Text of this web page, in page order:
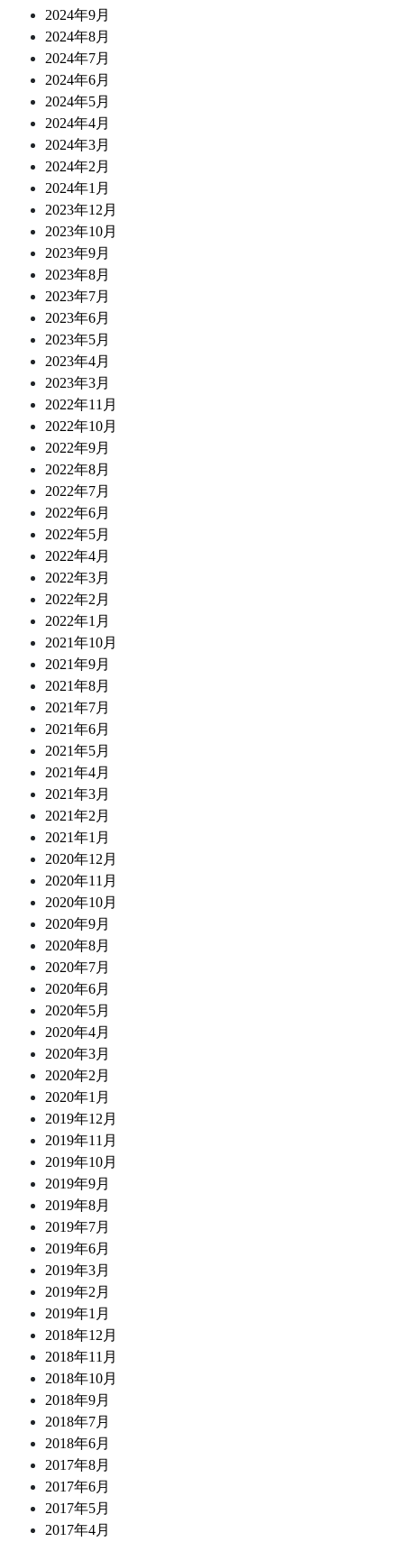
2024年9月
2024年8月
2024年7月
2024年6月
2024年5月
2024年4月
2024年3月
2024年2月
2024年1月
2023年12月
2023年10月
2023年9月
2023年8月
2023年7月
2023年6月
2023年5月
2023年4月
2023年3月
2022年11月
2022年10月
2022年9月
2022年8月
2022年7月
2022年6月
2022年5月
2022年4月
2022年3月
2022年2月
2022年1月
2021年10月
2021年9月
2021年8月
2021年7月
2021年6月
2021年5月
2021年4月
2021年3月
2021年2月
2021年1月
2020年12月
2020年11月
2020年10月
2020年9月
2020年8月
2020年7月
2020年6月
2020年5月
2020年4月
2020年3月
2020年2月
2020年1月
2019年12月
2019年11月
2019年10月
2019年9月
2019年8月
2019年7月
2019年6月
2019年3月
2019年2月
2019年1月
2018年12月
2018年11月
2018年10月
2018年9月
2018年7月
2018年6月
2017年8月
2017年6月
2017年5月
2017年4月